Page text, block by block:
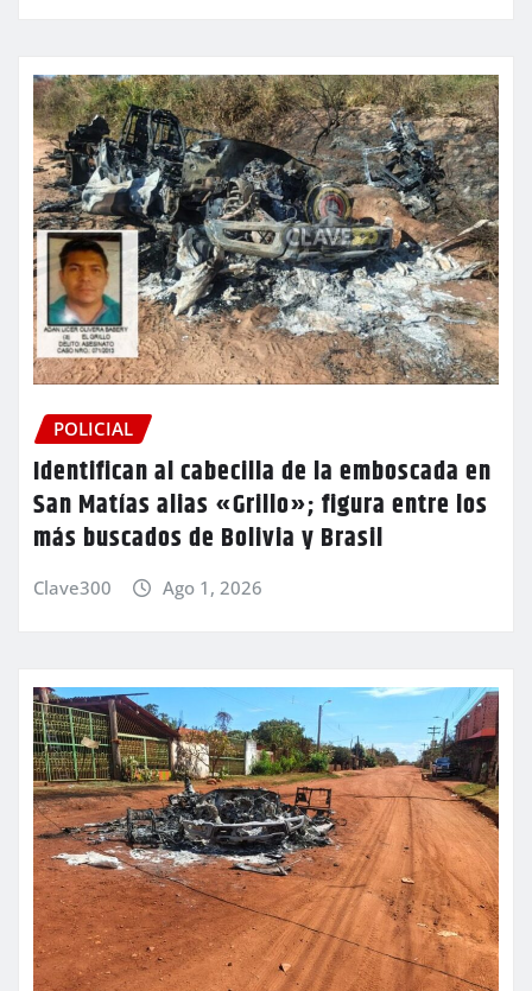
POLICIAL
Identifican al cabecilla de la emboscada en
San Matías alias «Grillo»; figura entre los
más buscados de Bolivia y Brasil
Clave300 Ago 1, 2026